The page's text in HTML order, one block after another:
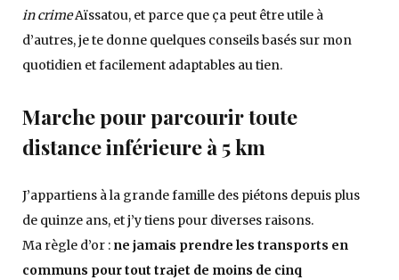
in crimeAïssatou, et parce que ça peut être utile à
d’autres, je te donne quelques conseils basés sur mon
quotidien et facilement adaptables au tien.
Marche pour parcourir toute
distance inférieure à 5 km
J’appartiens à la grande famille des piétons depuis plus
de quinze ans, et j’y tiens pour diverses raisons.
Ma règle d’or : ne jamais prendre les transports en
communs pour tout trajet de moins de cinq